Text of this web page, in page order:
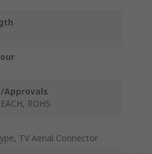
Approvals
ROHS
TV Aerial Connector